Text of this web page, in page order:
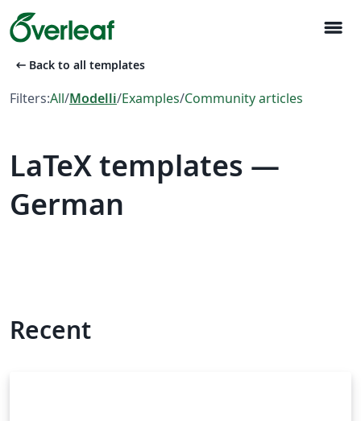
menu
arrow_left_alt Back to all templates
Filters:All/Modelli/Examples/Community articles
LaTeX templates —
German
Recent